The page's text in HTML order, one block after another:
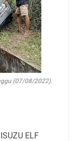
(07/08/2022).
ELF